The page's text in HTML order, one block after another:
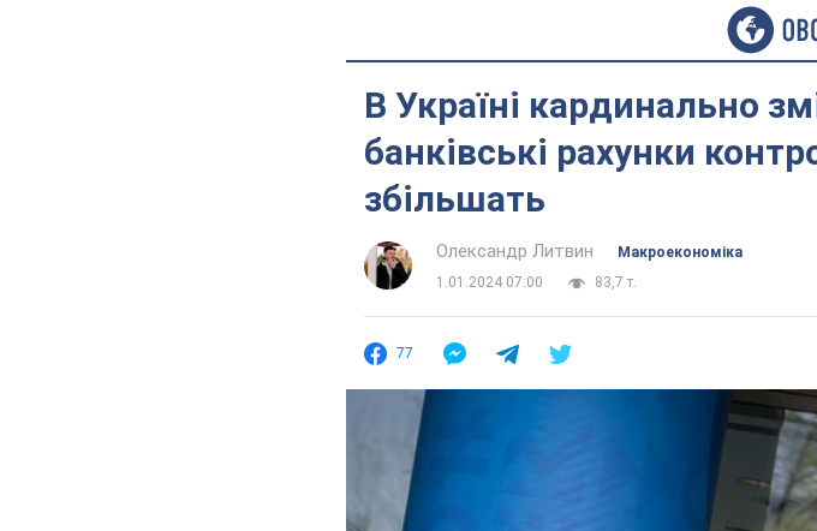
В Україні кардинально
банківські рахунки
збільшать
Олександр Литвин
Mакроекономіка
1.01.2024 07:00
83,7 т.
77